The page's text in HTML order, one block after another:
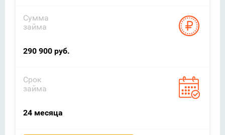
Сумма
займа
290 900 руб.
Срок
займа
24 месяца